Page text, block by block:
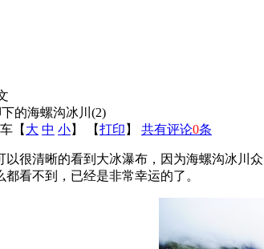
的海螺沟冰川(2)
【 大 中 小】 【打印 】 共有评论0条
以很清晰的看到大冰瀑布，因为海螺沟冰川
看不到，已经是非常幸运的了。